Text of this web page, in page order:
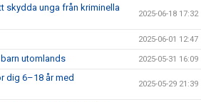
skydda unga från kriminella
2025-06-18 17:32
2025-06-01 12:47
utomlands 2025-05-31 16:09
dig 6–18 år med
2025-05-29 21:39